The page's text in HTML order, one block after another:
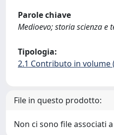
Parole chiave
Medioevo; storia scienza e
Tipologia:
2.1 Contributo in volume
File in questo prodotto:
Non ci sono file associati